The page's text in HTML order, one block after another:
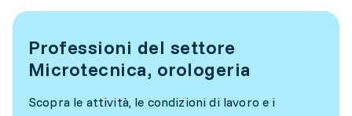
Professioni del settore
Microtecnica, orologeria
Scopra le attività, le condizioni di lavoro e i